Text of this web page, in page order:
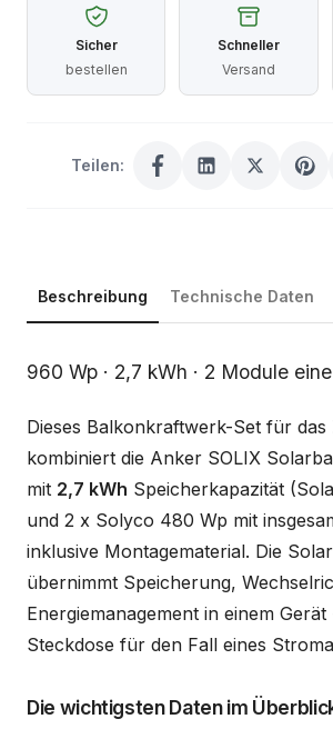
Sicher
bestellen
Schneller
Versand
Teilen:
Beschreibung Technische Daten
Beschreibung
960 Wp · 2,7 kWh · 2 Module
Dieses Balkonkraftwerk-Set für das
kombiniert die Anker SOLIX
mit 2,7 kWh Speicherkapazität
und 2 x Solyco 480 Wp mit
inklusive Montagematerial. Die
übernimmt Speicherung,
Energiemanagement in einem
Steckdose für den Fall eines
Die wichtigsten Daten im